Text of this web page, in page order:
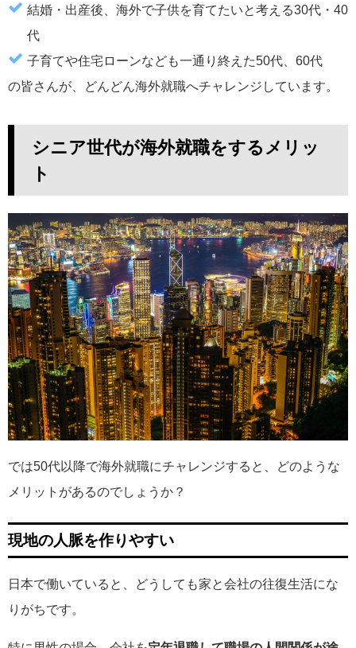
結婚・出産後、海外で子供を育てたいと考える30代・40
代
子育てや住宅ローンなども一通り終えた50代、60代
の皆さんが、どんどん海外就職へチャレンジしています。
シニア世代が海外就職をするメリッ
ト
では50代以降で海外就職にチャレンジすると、どのような
メリットがあるのでしょうか？
現地の人脈を作りやすい
日本で働いていると、どうしても家と会社の往復生活にな
りがちです。